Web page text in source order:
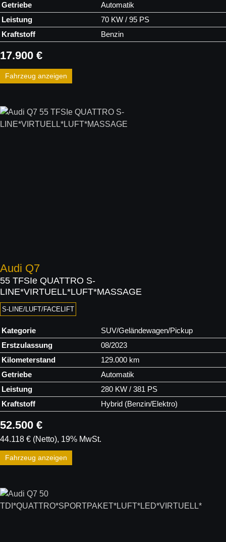
Getriebe
Automatik
Leistung
70 KW / 95 PS
Kraftstoff
Benzin
17.900 €
Fahrzeug anzeigen
Audi Q7
55 TFSIe QUATTRO S-
LINE*VIRTUELL*LUFT*MASSAGE
S-LINE/LUFT/FACELIFT
Kategorie
SUV/Geländewagen/Pickup
Erstzulassung
08/2023
Kilometerstand
129.000 km
Getriebe
Automatik
Leistung
280 KW / 381 PS
Kraftstoff
Hybrid (Benzin/Elektro)
52.500 €
44.118 € (Netto) 19% MwSt.
Fahrzeug anzeigen